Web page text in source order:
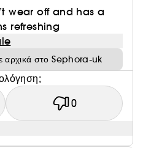
wear off and has a
refreshing
αρχικά στο Sephora-uk
0